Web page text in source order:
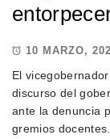
10 MARZO,
El
discurso del
ante la denuncia
gremios